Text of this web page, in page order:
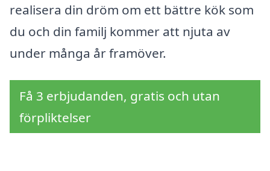
realisera din dröm om ett bättre kök som
du och din familj kommer att njuta av
under många år framöver.
Få 3 erbjudanden, gratis och utan
förpliktelser